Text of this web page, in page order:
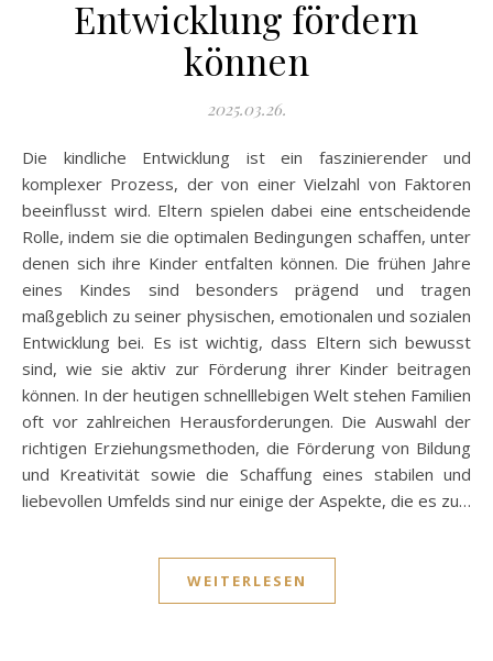
Entwicklung fördern
können
2025.03.26.
Die kindliche Entwicklung ist ein faszinierender und
komplexer Prozess, der von einer Vielzahl von Faktoren
beeinflusst wird. Eltern spielen dabei eine entscheidende
Rolle, indem sie die optimalen Bedingungen schaffen, unter
denen sich ihre Kinder entfalten können. Die frühen Jahre
eines Kindes sind besonders prägend und tragen
maßgeblich zu seiner physischen, emotionalen und sozialen
Entwicklung bei. Es ist wichtig, dass Eltern sich bewusst
sind, wie sie aktiv zur Förderung ihrer Kinder beitragen
können. In der heutigen schnelllebigen Welt stehen Familien
oft vor zahlreichen Herausforderungen. Die Auswahl der
richtigen Erziehungsmethoden, die Förderung von Bildung
und Kreativität sowie die Schaffung eines stabilen und
liebevollen Umfelds sind nur einige der Aspekte, die es zu…
WEITERLESEN